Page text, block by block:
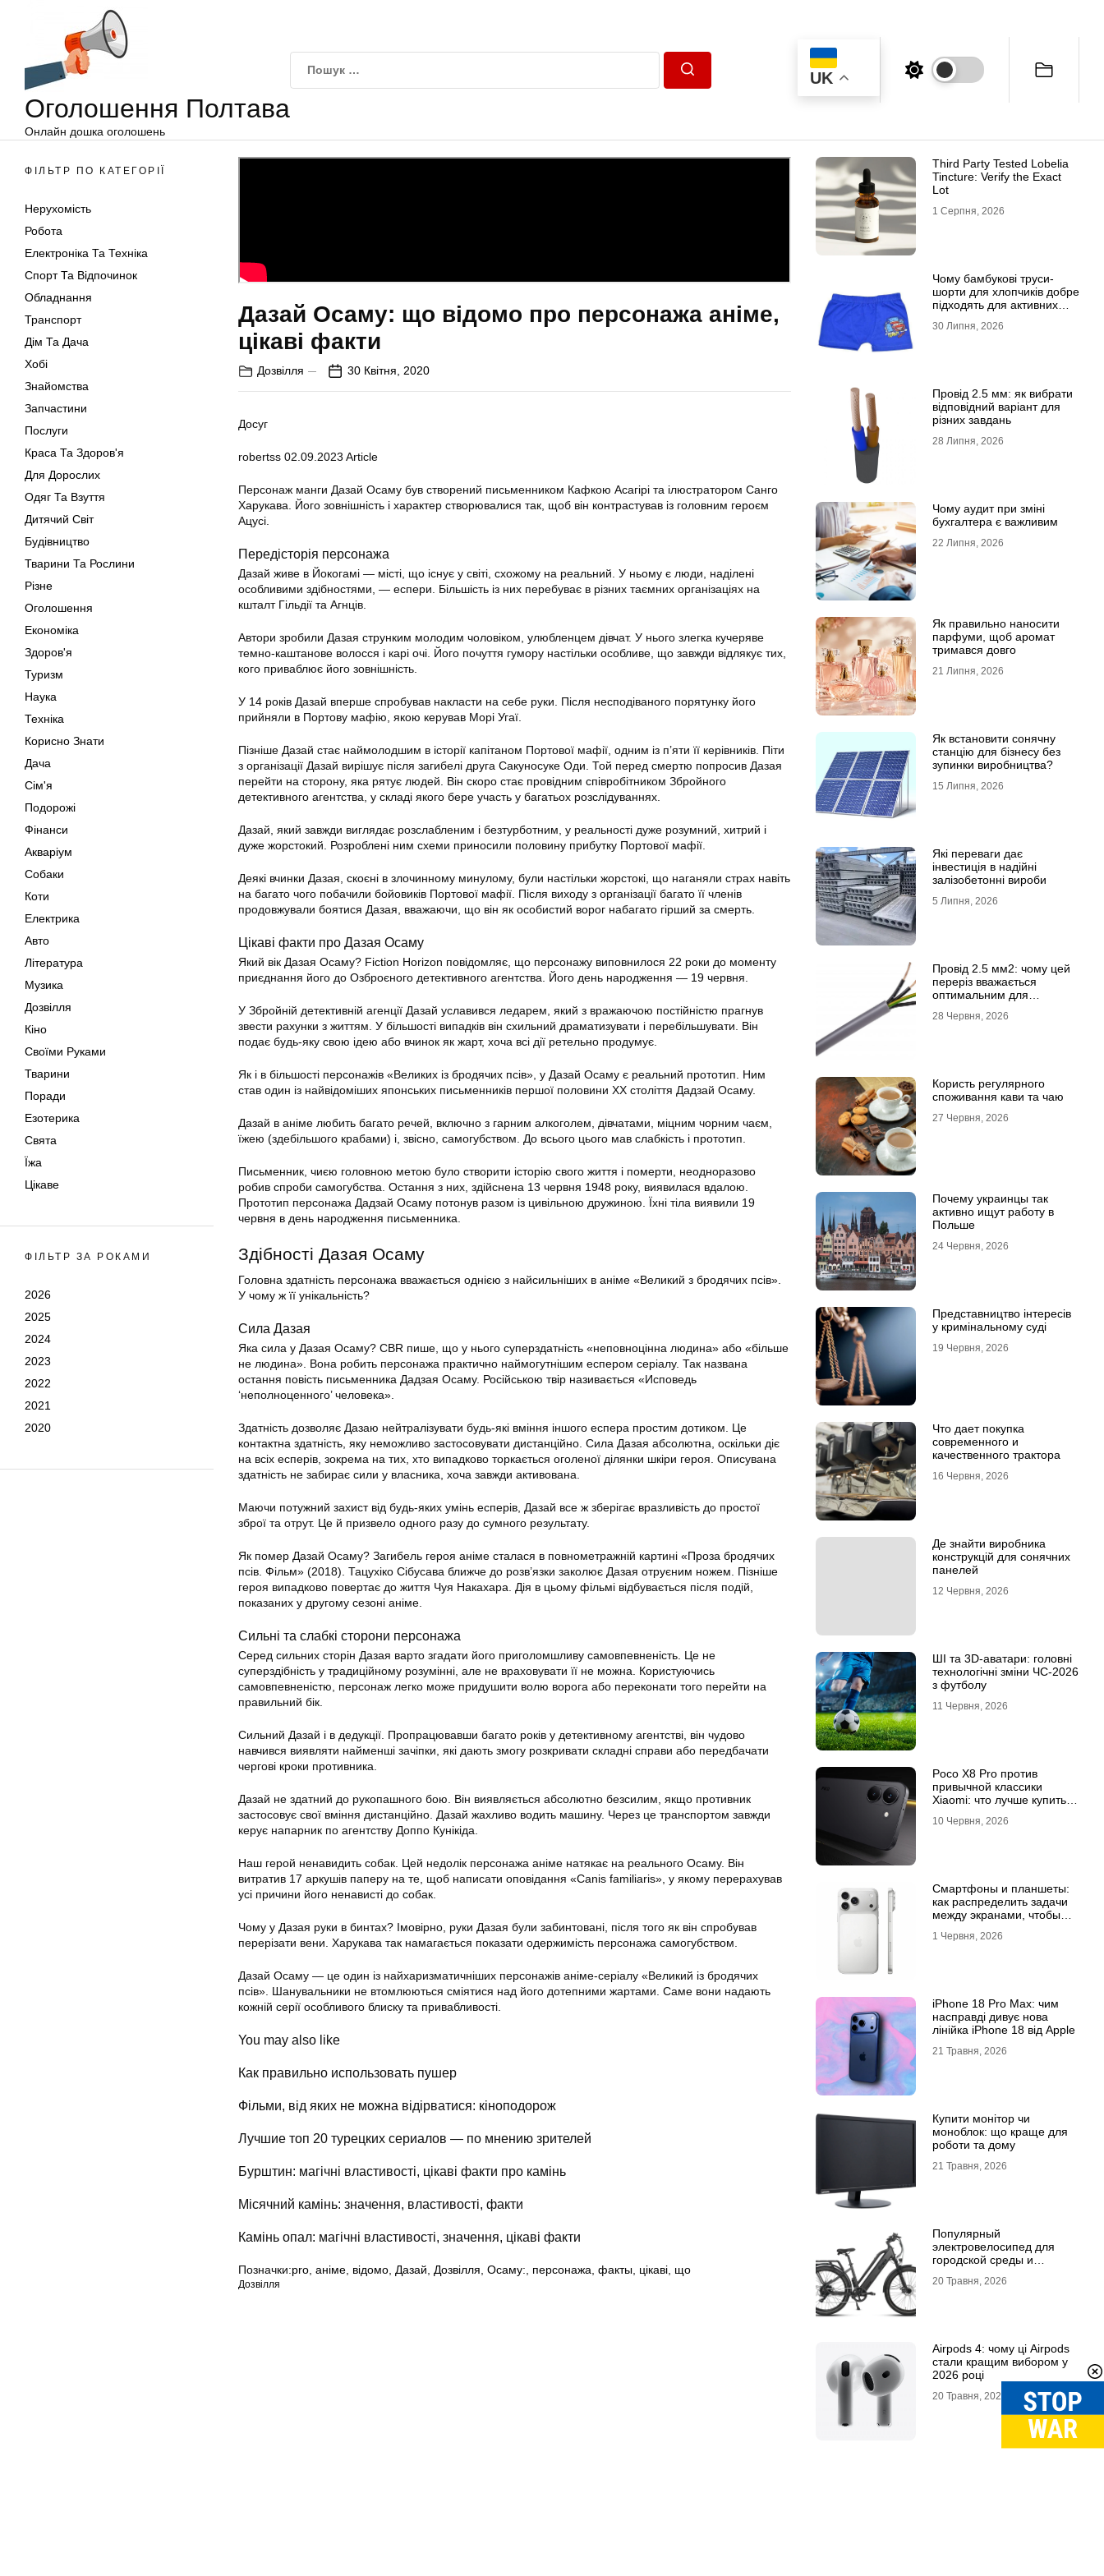
Оголошення Полтава
Онлайн дошка оголошень
UK
ФІЛЬТР ПО КАТЕГОРІЇ
Нерухомість
Робота
Електроніка Та Техніка
Спорт Та Відпочинок
Обладнання
Транспорт
Дім Та Дача
Хобі
Знайомства
Запчастини
Послуги
Краса Та Здоров'я
Для Дорослих
Одяг Та Взуття
Дитячий Світ
Будівництво
Тварини Та Рослини
Різне
Оголошення
Економіка
Здоров'я
Туризм
Наука
Техніка
Корисно Знати
Дача
Сім'я
Подорожі
Фінанси
Акваріум
Собаки
Коти
Електрика
Авто
Література
Музика
Дозвілля
Кіно
Своїми Руками
Тварини
Поради
Езотерика
Свята
Їжа
Цікаве
ФІЛЬТР ЗА РОКАМИ
2026
2025
2024
2023
2022
2021
2020
Дазай Осаму: що відомо про персонажа аніме,
цікаві факти
Дозвілля 30 Квітня, 2020
Досуг
robertss 02.09.2023 Article
Персонаж манги Дазай Осаму був створений письменником Кафкою Асагірі та ілюстратором Санго
Харукава. Його зовнішність і характер створювалися так, щоб він контрастував із головним героєм
Ацусі.
Передісторія персонажа
Дазай живе в Йокогамі — місті, що існує у світі, схожому на реальний. У ньому є люди, наділені
особливими здібностями, — еспери. Більшість із них перебуває в різних таємних організаціях на
кшталт Гільдії та Агнців.
Автори зробили Дазая струнким молодим чоловіком, улюбленцем дівчат. У нього злегка кучеряве
темно-каштанове волосся і карі очі. Його почуття гумору настільки особливе, що завжди відлякує тих,
кого приваблює його зовнішність.
У 14 років Дазай вперше спробував накласти на себе руки. Після несподіваного порятунку його
прийняли в Портову мафію, якою керував Морі Угаї.
Пізніше Дазай стає наймолодшим в історії капітаном Портової мафії, одним із п’яти її керівників. Піти
з організації Дазай вирішує після загибелі друга Сакуносуке Оди. Той перед смертю попросив Дазая
перейти на сторону, яка рятує людей. Він скоро стає провідним співробітником Збройного
детективного агентства, у складі якого бере участь у багатьох розслідуваннях.
Дазай, який завжди виглядає розслабленим і безтурботним, у реальності дуже розумний, хитрий і
дуже жорстокий. Розроблені ним схеми приносили половину прибутку Портової мафії.
Деякі вчинки Дазая, скоєні в злочинному минулому, були настільки жорстокі, що наганяли страх навіть
на багато чого побачили бойовиків Портової мафії. Після виходу з організації багато її членів
продовжували боятися Дазая, вважаючи, що він як особистий ворог набагато гірший за смерть.
Цікаві факти про Дазая Осаму
Який вік Дазая Осаму? Fiction Horizon повідомляє, що персонажу виповнилося 22 роки до моменту
приєднання його до Озброєного детективного агентства. Його день народження — 19 червня.
У Збройній детективній агенції Дазай уславився ледарем, який з вражаючою постійністю прагнув
звести рахунки з життям. У більшості випадків він схильний драматизувати і перебільшувати. Він
подає будь-яку свою ідею або вчинок як жарт, хоча всі дії ретельно продумує.
Як і в більшості персонажів «Великих із бродячих псів», у Дазай Осаму є реальний прототип. Ним
став один із найвідоміших японських письменників першої половини XX століття Дадзай Осаму.
Дазай в аніме любить багато речей, включно з гарним алкоголем, дівчатами, міцним чорним чаєм,
їжею (здебільшого крабами) і, звісно, самогубством. До всього цього мав слабкість і прототип.
Письменник, чиєю головною метою було створити історію свого життя і померти, неодноразово
робив спроби самогубства. Остання з них, здійснена 13 червня 1948 року, виявилася вдалою.
Прототип персонажа Дадзай Осаму потонув разом із цивільною дружиною. Їхні тіла виявили 19
червня в день народження письменника.
Здібності Дазая Осаму
Головна здатність персонажа вважається однією з найсильніших в аніме «Великий з бродячих псів».
У чому ж її унікальність?
Сила Дазая
Яка сила у Дазая Осаму? CBR пише, що у нього суперздатність «неповноцінна людина» або «більше
не людина». Вона робить персонажа практично наймогутнішим еспером серіалу. Так названа
остання повість письменника Дадзая Осаму. Російською твір називається «Исповедь
‘неполноценного’ человека».
Здатність дозволяє Дазаю нейтралізувати будь-які вміння іншого еспера простим дотиком. Це
контактна здатність, яку неможливо застосовувати дистанційно. Сила Дазая абсолютна, оскільки діє
на всіх есперів, зокрема на тих, хто випадково торкається оголеної ділянки шкіри героя. Описувана
здатність не забирає сили у власника, хоча завжди активована.
Маючи потужний захист від будь-яких умінь есперів, Дазай все ж зберігає вразливість до простої
зброї та отрут. Це й призвело одного разу до сумного результату.
Як помер Дазай Осаму? Загибель героя аніме сталася в повнометражній картині «Проза бродячих
псів. Фільм» (2018). Тацухіко Сібусава ближче до розв’язки заколює Дазая отруєним ножем. Пізніше
героя випадково повертає до життя Чуя Накахара. Дія в цьому фільмі відбувається після подій,
показаних у другому сезоні аніме.
Сильні та слабкі сторони персонажа
Серед сильних сторін Дазая варто згадати його приголомшливу самовпевненість. Це не
суперздібність у традиційному розумінні, але не враховувати її не можна. Користуючись
самовпевненістю, персонаж легко може придушити волю ворога або переконати того перейти на
правильний бік.
Сильний Дазай і в дедукції. Пропрацювавши багато років у детективному агентстві, він чудово
навчився виявляти найменші зачіпки, які дають змогу розкривати складні справи або передбачати
чергові кроки противника.
Дазай не здатний до рукопашного бою. Він виявляється абсолютно безсилим, якщо противник
застосовує свої вміння дистанційно. Дазай жахливо водить машину. Через це транспортом завжди
керує напарник по агентству Доппо Кунікіда.
Наш герой ненавидить собак. Цей недолік персонажа аніме натякає на реального Осаму. Він
витратив 17 аркушів паперу на те, щоб написати оповідання «Canis familiaris», у якому перерахував
усі причини його ненависті до собак.
Чому у Дазая руки в бинтах? Імовірно, руки Дазая були забинтовані, після того як він спробував
перерізати вени. Харукава так намагається показати одержимість персонажа самогубством.
Дазай Осаму — це один із найхаризматичніших персонажів аніме-серіалу «Великий із бродячих
псів». Шанувальники не втомлюються сміятися над його дотепними жартами. Саме вони надають
кожній серії особливого блиску та привабливості.
You may also like
Как правильно использовать пушер
Фільми, від яких не можна відірватися: кіноподорож
Лучшие топ 20 турецких сериалов — по мнению зрителей
Бурштин: магічні властивості, цікаві факти про камінь
Місячний камінь: значення, властивості, факти
Камінь опал: магічні властивості, значення, цікаві факти
Позначки:pro аніме відомо Дазай Дозвілля Осаму: персонажа факты цікаві що
Дозвілля
Third Party Tested Lobelia
Tincture: Verify the Exact
Lot
1 Серпня, 2026
Чому бамбукові труси-
шорти для хлопчиків добре
підходять для активних
30 Липня, 2026
Провід 2.5 мм: як вибрати
відповідний варіант для
різних завдань
28 Липня, 2026
Чому аудит при зміні
бухгалтера є важливим
22 Липня, 2026
Як правильно наносити
парфуми, щоб аромат
тримався довго
21 Липня, 2026
Як встановити сонячну
станцію для бізнесу без
зупинки виробництва?
15 Липня, 2026
Які переваги дає
інвестиція в надійні
залізобетонні вироби
5 Липня, 2026
Провід 2.5 мм2: чому цей
переріз вважається
оптимальним для
28 Червня, 2026
Користь регулярного
споживання кави та чаю
27 Червня, 2026
Почему украинцы так
активно ищут работу в
Польше
24 Червня, 2026
Представництво інтересів
у кримінальному суді
19 Червня, 2026
Что дает покупка
современного и
качественного трактора
16 Червня, 2026
Де знайти виробника
конструкцій для сонячних
панелей
12 Червня, 2026
ШІ та 3D-аватари: головні
технологічні зміни ЧС-2026
з футболу
11 Червня, 2026
Poco X8 Pro против
привычной классики
Xiaomi: что лучше купить
10 Червня, 2026
Смартфоны и планшеты:
как распределить задачи
между экранами, чтобы
1 Червня, 2026
iPhone 18 Pro Max: чим
насправді дивує нова
лінійка iPhone 18 від Apple
21 Травня, 2026
Купити монітор чи
моноблок: що краще для
роботи та дому
21 Травня, 2026
Популярный
электровелосипед для
городской среды и
почему их выбирают
20 Травня, 2026
Airpods 4: чому ці Airpods
стали кращим вибором у
2026 році
20 Травня, 2026